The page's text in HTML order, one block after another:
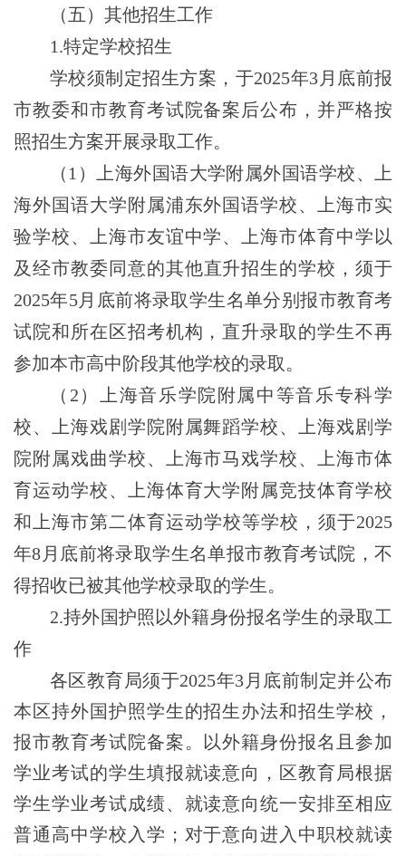
（五）其他招生工作
1.特定学校招生
学校须制定招生方案，于2025年3月底前报
市教委和市教育考试院备案后公布 ，并严格按
照招生方案开展录取工作。
（ 1）上海外国语大学附属外国语学校、上
海外国语大学附属浦东外国语学校、上海市实
验学校、上海市友谊中学、上海市体育中学以
及经市教委同意的其他直升招生的学校，须于
2025年5月底前将录取学生名单分别报市教育考
试院和所在区招考机构，直升录取的学生不再
参加本市高中阶段其他学校的录取。
（ 2）
上海音乐学院附属中等音乐专科学
校、上海戏剧学院附属舞蹈学校、上海戏剧学
院附属戏曲学校、上海市马戏学校、上海市体
育运动学校、上海体育大学附属竞技体育学校
和上海市第二体育运动学校等学校， 须于2025
年8月底前将录取学生名单报市教育考试院 ，不
得招收已被其他学校录取的学生。
2.持外国护照以外籍身份报名学生的录取工
作
各区教育局须于2025年3 月底前制定并公布
本区持外国护照学生的招生办法和招生学校，
报市教育考试院备案。以外籍身份报名且参加
学业考试的学生填报就读意向，区教育局根据
学生学业考试成绩、就读意向统一安排至相应
普通高中学校入学；对于意向进入中职校就读